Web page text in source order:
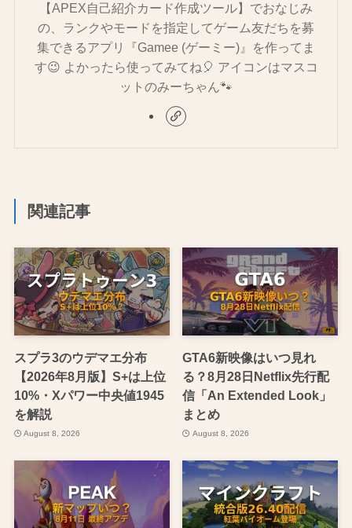
【APEX自己紹介カード作成ツール】でおなじみ
の、ランクやモードを指定してゲーム友だちを募
集できるアプリ『Gamee (ゲーミー)』を作ってま
す😉 よかったら使ってみてね🎈 アイコンはマスコ
ットのみーちゃん🐾
関連記事
スプラ3のウデマエ分布
【2026年8月版】S+は上位
10%・Xパワー中央値1945
を解説
August 8, 2026
GTA6新映像はいつ見れ
る？8月28日Netflix先行配
信「An Extended Look」
まとめ
August 8, 2026